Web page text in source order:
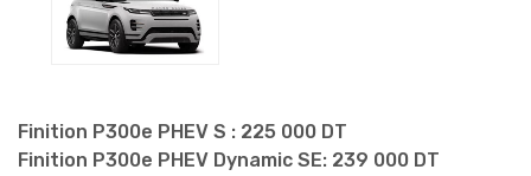
Finition P300e PHEV S : 225 000 DT
Finition P300e PHEV Dynamic SE: 239 000 DT